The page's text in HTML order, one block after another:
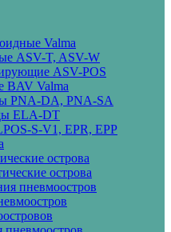
Valma
ASV-T, ASV-W
ASV-POS
BAV Valma
PNA-DA, PNA-SA
ELA-DT
S-V1, EPR, EPP
острова
острова
пневмоостров